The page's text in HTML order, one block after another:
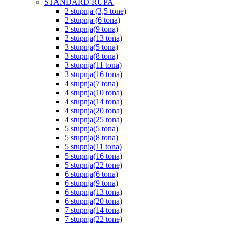
STANDARD-RUPA
2 stupnja (3,5 tone)
2 stupnja (6 tona)
2 stupnja(9 tona)
2 stupnja(13 tona)
3 stupnja(5 tona)
3 stupnja(8 tona)
3 stupnja(11 tona)
3 stupnja(16 tona)
4 stupnja(7 tona)
4 stupnja(10 tona)
4 stupnja(14 tona)
4 stupnja(20 tona)
4 stupnja(25 tona)
5 stupnja(5 tona)
5 stupnja(8 tona)
5 stupnja(11 tona)
5 stupnja(16 tona)
5 stupnja(22 tone)
6 stupnja(6 tona)
6 stupnja(9 tona)
6 stupnja(13 tona)
6 stupnja(20 tona)
7 stupnja(14 tona)
7 stupnja(22 tone)